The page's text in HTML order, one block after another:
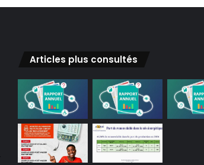
Articles plus consultés